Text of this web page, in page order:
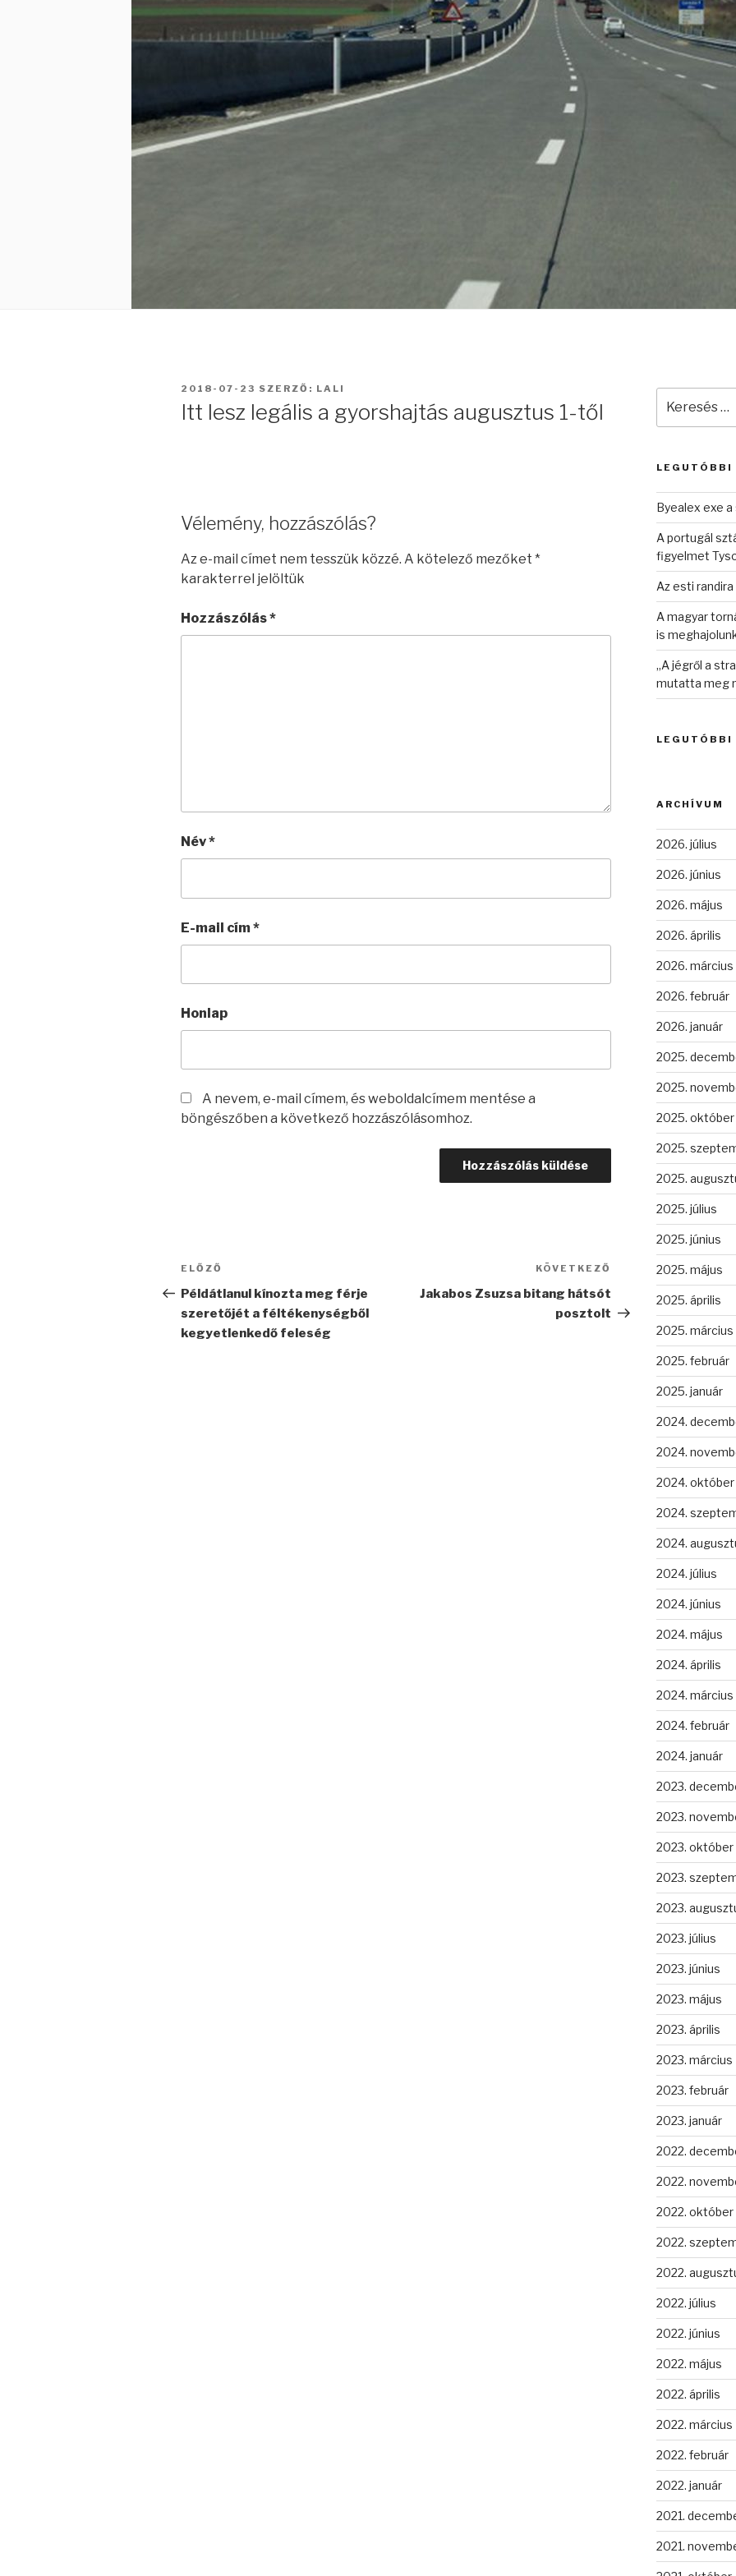
BEKÜLDVE:
2018-07-23 SZERZŐ: LALI
Itt lesz legális a gyorshajtás augusztus 1-től
Vélemény, hozzászólás?
Az e-mail címet nem tesszük közzé. A kötelező mezőket *
karakterrel jelöltük
Hozzászólás*
Név*
E-mail cím*
Honlap
A nevem, e-mail címem, és weboldalcímem mentése a
böngészőben a következő hozzászólásomhoz.
Bejegyzés
navigáció
Korábbi
bejegyzés
ELŐZŐ
Példátlanul kínozta meg férje
szeretőjét a féltékenységből
kegyetlenkedő feleség
Következő
bejegyzés
KÖVETKEZŐ
Jakabos Zsuzsa bitang hátsót
posztolt
következő
LEGUTÓBBI
Byealex exe
A portugál
figyelmet
Az esti
A magyar
is
„A jégről a
mutatta meg
LEGUTÓBBI
ARCHÍVUM
2026. július
2026. június
2026. május
2026. április
2026. március
2026. február
2026. január
2025.
2025.
2025. október
2025.
2025.
2025. július
2025. június
2025. május
2025. április
2025. március
2025. február
2025. január
2024.
2024.
2024. október
2024.
2024.
2024. július
2024. június
2024. május
2024. április
2024. március
2024. február
2024. január
2023.
2023.
2023. október
2023.
2023.
2023. július
2023. június
2023. május
2023. április
2023. március
2023. február
2023. január
2022.
2022.
2022. október
2022.
2022.
2022. július
2022. június
2022. május
2022. április
2022. március
2022. február
2022. január
2021.
2021.